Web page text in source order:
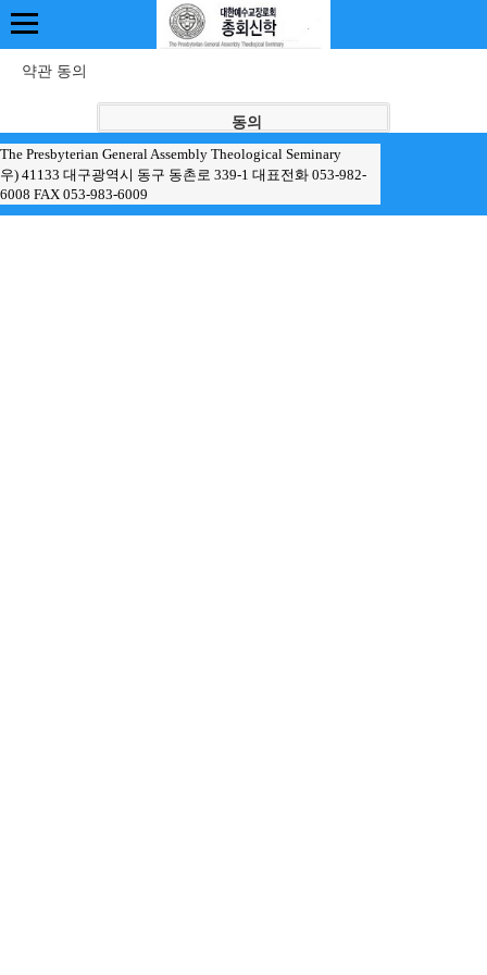
약관 동의
The Presbyterian General Assembly Theological Seminary
우) 41133 대구광역시 동구 동촌로 339-1 대표전화 053-982-
6008 FAX 053-983-6009